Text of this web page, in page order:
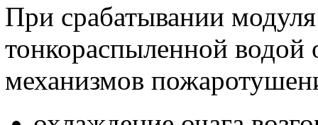
При срабатывании
тонкораспыленной водой
механизмов